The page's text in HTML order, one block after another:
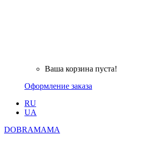
Ваша корзина пуста!
Оформление заказа
RU
UA
DOBRAMAMA